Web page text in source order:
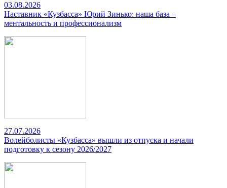
03.08.2026
Наставник «Кузбасса» Юрий Зинько: наша база –
ментальность и профессионализм
27.07.2026
Волейболисты «Кузбасса» вышли из отпуска и начали
подготовку к сезону 2026/2027